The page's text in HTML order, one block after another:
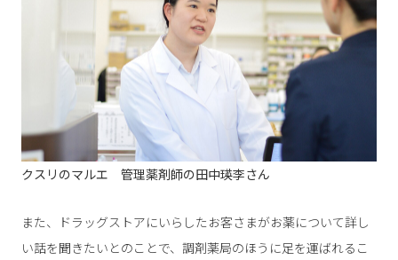
クスリのマルエ 管理薬剤師の田中瑛李さん
また、ドラッグストアにいらしたお客さまがお薬について詳し
い話を聞きたいとのことで、調剤薬局のほうに足を運ばれるこ